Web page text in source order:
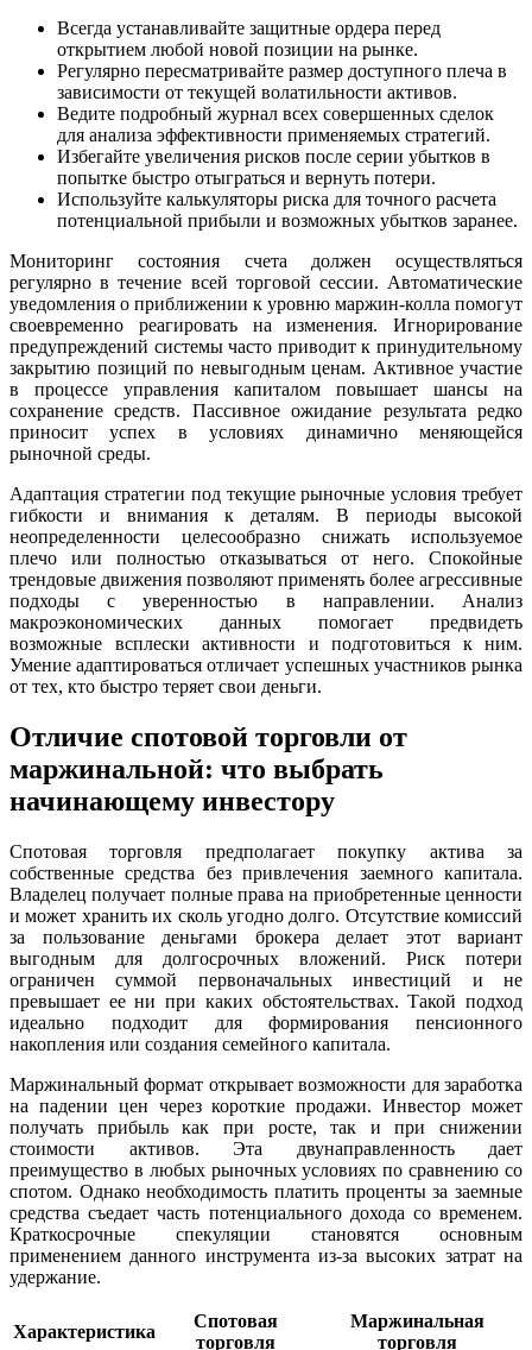
Всегда устанавливайте защитные ордера перед
открытием любой новой позиции на рынке.
Регулярно пересматривайте размер доступного плеча в
зависимости от текущей волатильности активов.
Ведите подробный журнал всех совершенных сделок
для анализа эффективности применяемых стратегий.
Избегайте увеличения рисков после серии убытков в
попытке быстро отыграться и вернуть потери.
Используйте калькуляторы риска для точного расчета
потенциальной прибыли и возможных убытков заранее.
Мониторинг состояния счета должен осуществляться
регулярно в течение всей торговой сессии. Автоматические
уведомления о приближении к уровню маржин-колла помогут
своевременно реагировать на изменения. Игнорирование
предупреждений системы часто приводит к принудительному
закрытию позиций по невыгодным ценам. Активное участие
в процессе управления капиталом повышает шансы на
сохранение средств. Пассивное ожидание результата редко
приносит успех в условиях динамично меняющейся
рыночной среды.
Адаптация стратегии под текущие рыночные условия требует
гибкости и внимания к деталям. В периоды высокой
неопределенности целесообразно снижать используемое
плечо или полностью отказываться от него. Спокойные
трендовые движения позволяют применять более агрессивные
подходы с уверенностью в направлении. Анализ
макроэкономических данных помогает предвидеть
возможные всплески активности и подготовиться к ним.
Умение адаптироваться отличает успешных участников рынка
от тех, кто быстро теряет свои деньги.
Отличие спотовой торговли от
маржинальной: что выбрать
начинающему инвестору
Спотовая торговля предполагает покупку актива за
собственные средства без привлечения заемного капитала.
Владелец получает полные права на приобретенные ценности
и может хранить их сколь угодно долго. Отсутствие комиссий
за пользование деньгами брокера делает этот вариант
выгодным для долгосрочных вложений. Риск потери
ограничен суммой первоначальных инвестиций и не
превышает ее ни при каких обстоятельствах. Такой подход
идеально подходит для формирования пенсионного
накопления или создания семейного капитала.
Маржинальный формат открывает возможности для заработка
на падении цен через короткие продажи. Инвестор может
получать прибыль как при росте, так и при снижении
стоимости активов. Эта двунаправленность дает
преимущество в любых рыночных условиях по сравнению со
спотом. Однако необходимость платить проценты за заемные
средства съедает часть потенциального дохода со временем.
Краткосрочные спекуляции становятся основным
применением данного инструмента из-за высоких затрат на
удержание.
Характеристика
Спотовая
торговля
Маржинальная
торговля